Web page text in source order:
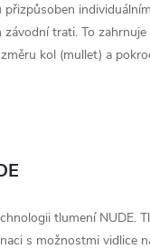
přizpůsoben
trati. To
kol (mullet) a
tlumení NUDE.
s možnostmi vidlice